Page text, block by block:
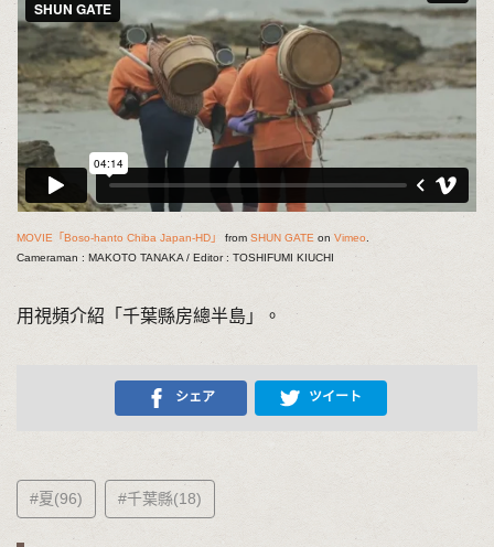
MOVIE「Boso-hanto Chiba Japan-HD」 from SHUN GATEon Vimeo.
Cameraman : MAKOTO TANAKA / Editor : TOSHIFUMI KIUCHI
用視頻介紹「千葉縣房總半島」。
シェア ツイート
#夏(96) #千葉縣(18)